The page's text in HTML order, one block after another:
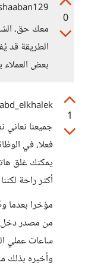
0
معك حق،
الطريقة قد
بعض العملاء
1
جميعنا
يمكنك غلق
أكثر راحة
مؤخرا بعدما
من مصدر
ساعات عملي
وأخبره بذلك